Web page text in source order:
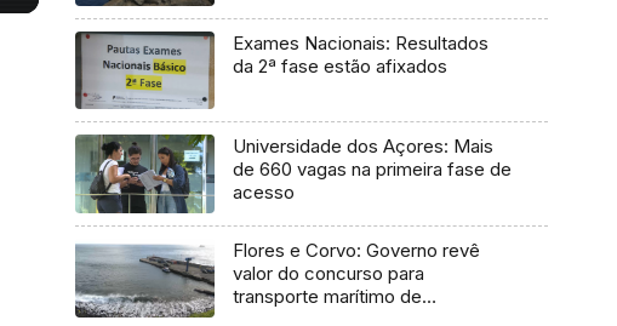
Exames Nacionais: Resultados
da 2ª fase estão afixados
Universidade dos Açores: Mais
de 660 vagas na primeira fase de
acesso
Flores e Corvo: Governo revê
valor do concurso para
transporte marítimo de